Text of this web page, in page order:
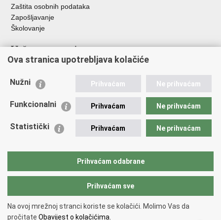
Zaštita osobnih podataka
Zapošljavanje
Školovanje
Važne poveznice
Ministarstvo unutarnjih poslova
Udruge
Policijska akademija
Zaklada policijske solidarnosti
Vučetić"
Copyright © 2026 Policijska uprava krapinsko-zagorska.
Ova stranica upotrebljava kolačiće
Nužni Prihvaćam Ne prihvaćam
Funkcionalni Prihvaćam Ne prihvaćam
Statistički Prihvaćam Ne prihvaćam
Prihvaćam odabrane
Prihvaćam sve
Na ovoj mrežnoj stranci koriste se kolačići. Molimo Vas da
pročitate Obavijest o kolačićima.